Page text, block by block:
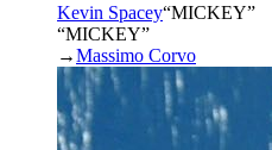
Kevin Spacey“MICKEY”
“MICKEY”
→Massimo Corvo